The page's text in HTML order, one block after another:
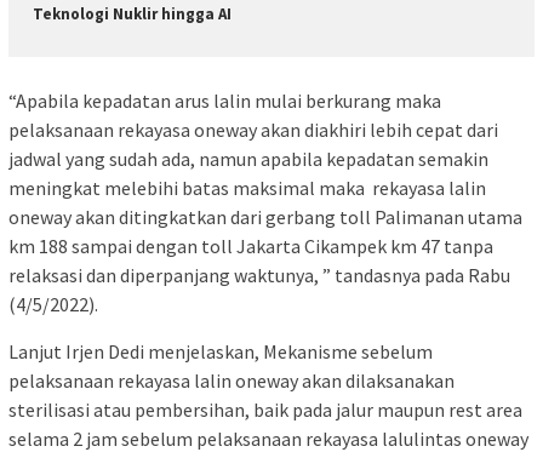
Teknologi Nuklir hingga AI
“Apabila kepadatan arus lalin mulai berkurang maka
pelaksanaan rekayasa oneway akan diakhiri lebih cepat dari
jadwal yang sudah ada, namun apabila kepadatan semakin
meningkat melebihi batas maksimal maka rekayasa lalin
oneway akan ditingkatkan dari gerbang toll Palimanan utama
km 188 sampai dengan toll Jakarta Cikampek km 47 tanpa
relaksasi dan diperpanjang waktunya, ” tandasnya pada Rabu
(4/5/2022).
Lanjut Irjen Dedi menjelaskan, Mekanisme sebelum
pelaksanaan rekayasa lalin oneway akan dilaksanakan
sterilisasi atau pembersihan, baik pada jalur maupun rest area
selama 2 jam sebelum pelaksanaan rekayasa lalulintas oneway